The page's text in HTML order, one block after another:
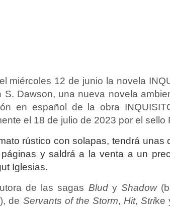
miércoles 12 de junio la novela
S. Dawson, una nueva novela
en español de la obra
el 18 de julio de 2023 por el sello
rústico con solapas, tendrá unas
y saldrá a la venta a un
Iglesias.
de las sagas Bludy Shadow
de Servants of the Storm,Hit,Strike